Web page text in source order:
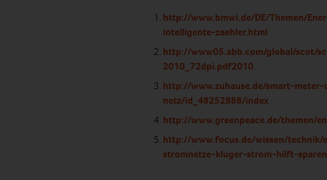
http://www.bmwi.de/DE/Themen/
intelligente-zaehler.html
http://www05.abb.com/global/scot/
2010_72dpi.pdf2010.
http://www.zuhause.de/smart-
netz/id_48252888/index
http://www.greenpeace.de/themen/
http://www.focus.de/wissen/
stromnetze-kluger-strom-hilft-